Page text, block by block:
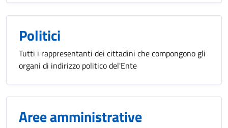
Politici
Tutti i rappresentanti dei cittadini che compongono gli
organi di indirizzo politico del'Ente
Aree amministrative